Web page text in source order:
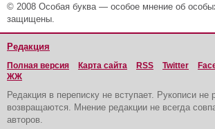
© 2008 Особая буква — особое мнение об
защищены.
Редакция
Полная версия Карта сайта RSS Twitter
ЖЖ
Редакция в переписку не вступает. Рукописи не
возвращаются. Мнение редакции не всегда
авторов.